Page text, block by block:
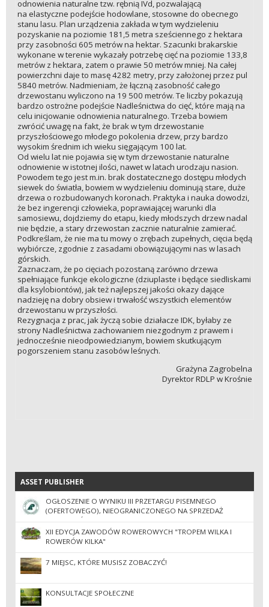
odnowienia naturalne tzw. rębnią IVd, pozwalającą
na elastyczne podejście hodowlane, stosowne do obecnego
stanu lasu. Plan urządzenia zakłada w tym wydzieleniu
pozyskanie na poziomie 181,5 metra sześciennego z hektara
przy zasobności 605 metrów na hektar. Szacunki brakarskie
wykonane w terenie wykazały potrzebę cięć na poziomie 133,8
metrów z hektara, zatem o prawie 50 metrów mniej. Na całej
powierzchni daje to masę 4282 metry, przy założonej przez pul
5840 metrów. Nadmieniam, że łączną zasobność całego
drzewostanu wyliczono na 19 500 metrów. Te liczby pokazują
bardzo ostrożne podejście Nadleśnictwa do cięć, które mają na
celu inicjowanie odnowienia naturalnego. Trzeba bowiem
zwrócić uwagę na fakt, że brak w tym drzewostanie
przyszłościowego młodego pokolenia drzew, przy bardzo
wysokim średnim ich wieku sięgającym 100 lat.
Od wielu lat nie pojawia się w tym drzewostanie naturalne
odnowienie w istotnej ilości, nawet w latach urodzaju nasion.
Powodem tego jest m.in. brak dostatecznego dostępu młodych
siewek do światła, bowiem w wydzieleniu dominują stare, duże
drzewa o rozbudowanych koronach. Praktyka i nauka dowodzi,
że bez ingerencji człowieka, poprawiającej warunki dla
samosiewu, dojdziemy do etapu, kiedy młodszych drzew nadal
nie będzie, a stary drzewostan zacznie naturalnie zamierać.
Podkreślam, że nie ma tu mowy o zrębach zupełnych, cięcia będą
wybiórcze, zgodnie z zasadami obowiązującymi nas w lasach
górskich.
Zaznaczam, że po cięciach pozostaną zarówno drzewa
spełniające funkcje ekologiczne (dziuplaste i będące siedliskami
dla ksylobiontów), jak też najlepszej jakości okazy dające
nadzieję na dobry obsiew i trwałość wszystkich elementów
drzewostanu w przyszłości.
Rezygnacja z prac, jak życzą sobie działacze IDK, byłaby ze
strony Nadleśnictwa zachowaniem niezgodnym z prawem i
jednocześnie nieodpowiedzianym, bowiem skutkującym
pogorszeniem stanu zasobów leśnych.
Grażyna Zagrobelna
Dyrektor RDLP w Krośnie
ASSET PUBLISHER
ASSET PUBLISHER
OGŁOSZENIE O WYNIKU III PRZETARGU PISEMNEGO
(OFERTOWEGO), NIEOGRANICZONEGO NA SPRZEDAŻ
SKŁADNIKÓW MAJĄTKU.
XII EDYCJA ZAWODÓW ROWEROWYCH "TROPEM WILKA I
ROWERÓW KILKA"
7 MIEJSC, KTÓRE MUSISZ ZOBACZYĆ!
KONSULTACJE SPOŁECZNE